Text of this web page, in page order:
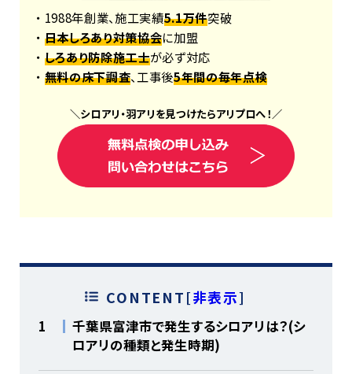
・ 1988年創業、施工実績5.1万件突破
・ 日本しろあり対策協会に加盟
・ しろあり防除施工士が必ず対応
・ 無料の床下調査、工事後5年間の毎年点検
＼シロアリ ・羽アリを見つけたらアリプロへ！ ／
CONTENT[非表示]
1
千葉県富津市で発生するシロアリは？(シ
ロアリの種類と発生時期)